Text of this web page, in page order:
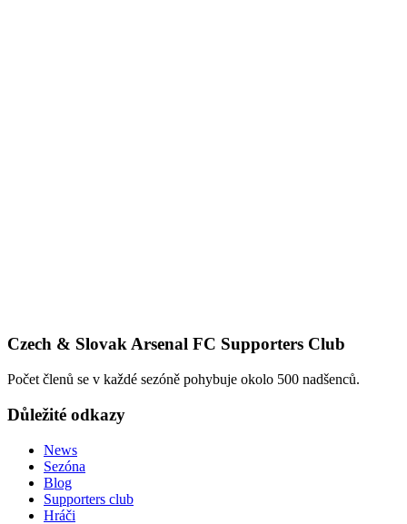
Czech & Slovak Arsenal FC Supporters Club
Počet členů se v každé sezóně pohybuje okolo 500 nadšenců.
Důležité odkazy
News
Sezóna
Blog
Supporters club
Hráči